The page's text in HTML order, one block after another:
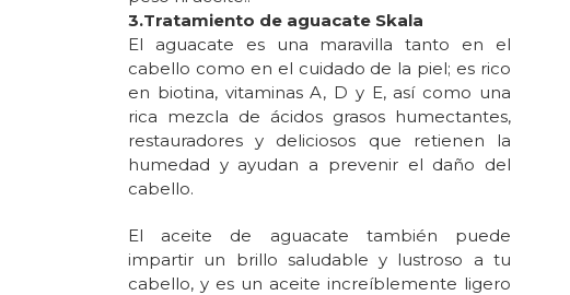
3.Tratamiento de aguacate Skala
El aguacate es una maravilla tanto en el
cabello como en el cuidado de la piel; es rico
en biotina, vitaminas A, D y E, así como una
rica mezcla de ácidos grasos humectantes,
restauradores y deliciosos que retienen la
humedad y ayudan a prevenir el daño del
cabello.
El aceite de aguacate también puede
impartir un brillo saludable y lustroso a tu
cabello, y es un aceite increíblemente ligero